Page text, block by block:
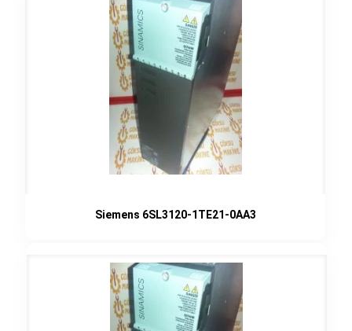
Siemens 6SL3120-1TE21-0AA3